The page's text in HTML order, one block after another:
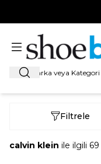
Ara
Filtrele
calvin klein ile ilgili 69